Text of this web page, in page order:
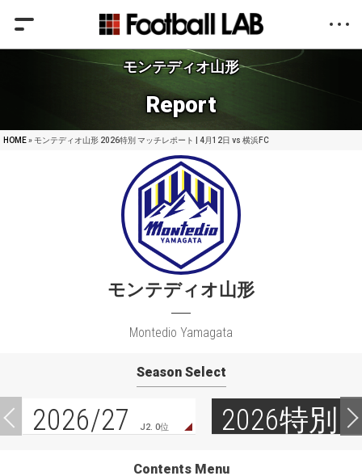
モンテディオ山形
Report
HOME» モンテディオ山形 2026特別 マッチレポート | 4月12日 vs 横浜FC
モンテディオ山形
Montedio Yamagata
Season Select
2026/27 J2. 0位 2026特別
Contents Menu